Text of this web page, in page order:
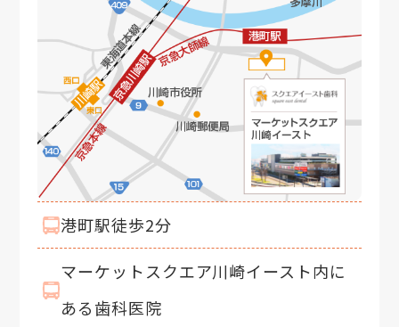
港町駅徒歩2分
マーケットスクエア川崎イースト内に
ある歯科医院